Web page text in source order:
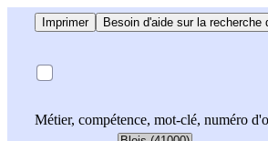
Imprimer Besoin d'aide sur la recherche
Métier, compétence, mot-clé, numéro